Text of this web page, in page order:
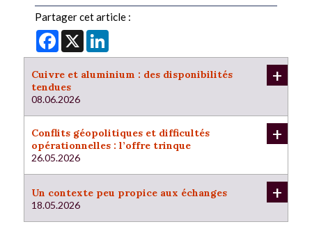
Partager cet article :
Facebook
X
Cuivre et aluminium : des disponibilités
tendues
08.06.2026
+
Conflits géopolitiques et difficultés
opérationnelles : l’offre trinque
26.05.2026
+
Un contexte peu propice aux échanges
18.05.2026
+